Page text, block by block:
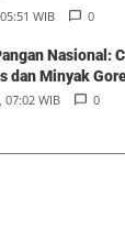
WIB 0
Nasional:
dan Minyak
07:02 WIB 0